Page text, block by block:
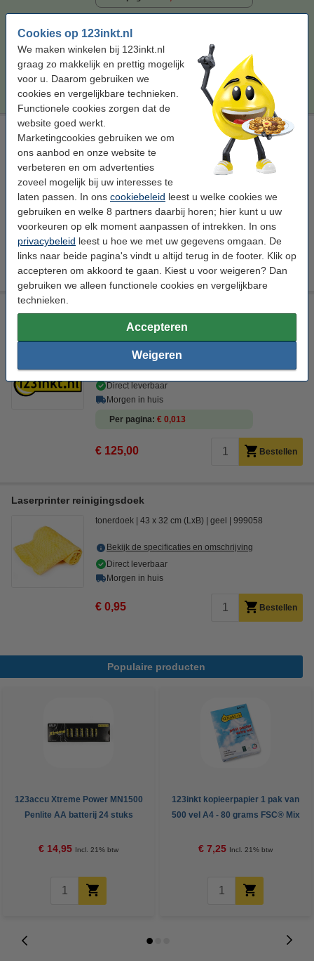
Cookies op 123inkt.nl
We maken winkelen bij 123inkt.nl
graag zo makkelijk en prettig mogelijk
voor u. Daarom gebruiken we
cookies en vergelijkbare technieken.
Functionele cookies zorgen dat de
website goed werkt.
Marketingcookies gebruiken we om
ons aanbod en onze website te
verbeteren en om advertenties
zoveel mogelijk bij uw interesses te
laten passen. In ons cookiebeleid leest u welke cookies we
gebruiken en welke 8 partners daarbij horen; hier kunt u uw
voorkeuren op elk moment aanpassen of intrekken. In ons
privacybeleid leest u hoe we met uw gegevens omgaan. De
links naar beide pagina's vindt u altijd terug in de footer. Klik op
accepteren om akkoord te gaan. Kiest u voor weigeren? Dan
gebruiken we alleen functionele cookies en vergelijkbare
technieken.
Accepteren
Weigeren
€ 62,50
Tip
Wij adviseren u deze toner (het 123inkt huismerk) te nemen i.p.v. de
Canon-uitvoering.
Canon 051 toner zwart dubbelpak (123inkt huismerk)
123inkt toner zwart ± 4.000 pagina's
Bekijk de specificaties en omschrijving
Direct leverbaar
Morgen in huis
Per pagina € 0,021
€ 85,00 Bestellen
123inkt toner zwart ± 10.000 pagina's
Bekijk de specificaties en omschrijving
Direct leverbaar
Morgen in huis
Per pagina € 0,013
€ 125,00 Bestellen
Laserprinter reinigingsdoek
tonerdoek 43 x 32 cm (LxB) geel 999058
Bekijk de specificaties en omschrijving
Direct leverbaar
Morgen in huis
€ 0,95 Bestellen
Populaire producten
123accu Xtreme Power MN1500
Penlite AA batterij 24 stuks
€ 14,95 Incl. 21% btw
123inkt kopieerpapier 1 pak van
500 vel A4 - 80 grams FSC® Mix
€ 7,25 Incl. 21% btw